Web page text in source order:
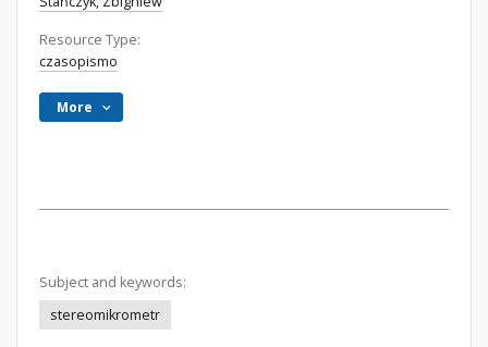
Resource Type:
czasopismo
More
Subject and keywords:
stereomikrometr